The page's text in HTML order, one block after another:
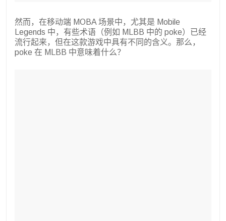
然而，在移动端 MOBA 场景中，尤其是 Mobile
Legends 中，有些术语（例如 MLBB 中的 poke）已经
流行起来，但在这款游戏中具有不同的含义。那么，
poke 在 MLBB 中意味着什么？